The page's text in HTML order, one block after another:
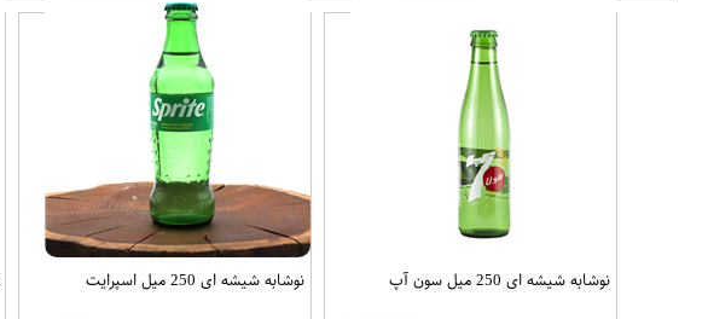
نوشابه شیشه ای 250 میل سون آپ نوشابه شیشه ای 250 میل اسپرایت